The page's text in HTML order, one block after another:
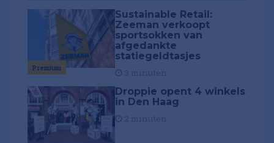
Premium
Sustainable Retail:
Zeeman verkoopt
sportsokken van
afgedankte
statiegeldtasjes
Droppie opent 4 winkels
in Den Haag